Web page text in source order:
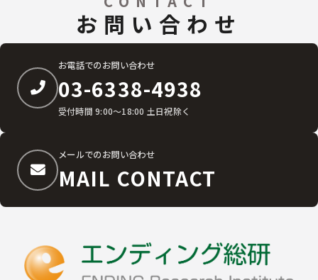
お問い合わせ
お電話でのお問い合わせ
03-6338-4938
受付時間 9:00〜18:00 土日祝除く
メールでのお問い合わせ
MAIL CONTACT